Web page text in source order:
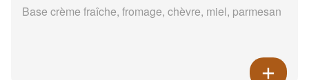
Base crème fraîche, fromage, chèvre, miel, parmesan